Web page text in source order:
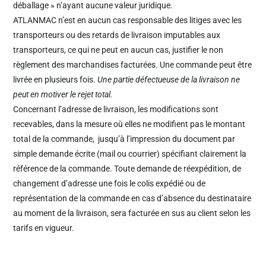
déballage » n’ayant aucune valeur juridique.
ATLANMAC n’est en aucun cas responsable des litiges avec les
transporteurs ou des retards de livraison imputables aux
transporteurs, ce qui ne peut en aucun cas, justifier le non
règlement des marchandises facturées. Une commande peut être
livrée en plusieurs fois.Une partie défectueuse de la livraison ne
peut en motiver le rejet total.
Concernant l’adresse de livraison, les modifications sont
recevables, dans la mesure où elles ne modifient pas le montant
total de la commande, jusqu’à l’impression du document par
simple demande écrite (mail ou courrier) spécifiant clairement la
référence de la commande. Toute demande de réexpédition, de
changement d’adresse une fois le colis expédié ou de
représentation de la commande en cas d’absence du destinataire
au moment de la livraison, sera facturée en sus au client selon les
tarifs en vigueur.